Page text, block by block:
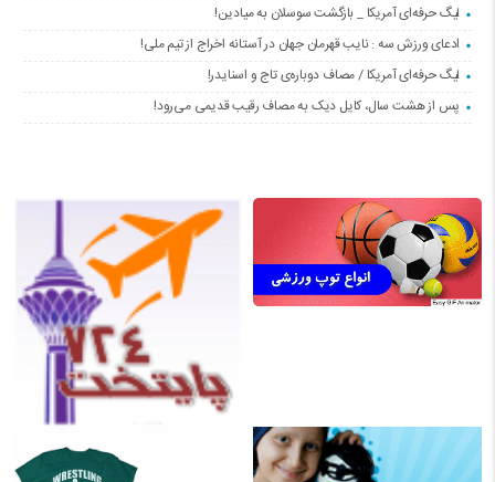
لیگ حرفه‌ای آمریکا _ بازگشت سوسلان به میادین!
ادعای ورزش سه : نایب قهرمان جهان در آستانه اخراج از تیم ملی!
لیگ حرفه‌ای آمریکا / مصاف دوباره‌ی تاج و اسنایدر!
پس از هشت سال، کایل دیک به مصاف رقیب قدیمی می‌رود!